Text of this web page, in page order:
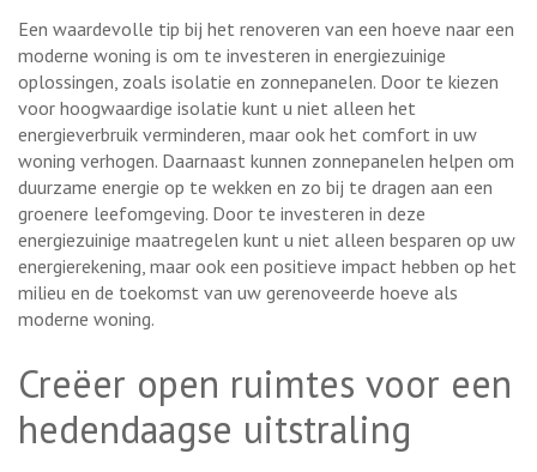
Een waardevolle tip bij het renoveren van een hoeve naar een
moderne woning is om te investeren in energiezuinige
oplossingen, zoals isolatie en zonnepanelen. Door te kiezen
voor hoogwaardige isolatie kunt u niet alleen het
energieverbruik verminderen, maar ook het comfort in uw
woning verhogen. Daarnaast kunnen zonnepanelen helpen om
duurzame energie op te wekken en zo bij te dragen aan een
groenere leefomgeving. Door te investeren in deze
energiezuinige maatregelen kunt u niet alleen besparen op uw
energierekening, maar ook een positieve impact hebben op het
milieu en de toekomst van uw gerenoveerde hoeve als
moderne woning.
Creëer open ruimtes voor een
hedendaagse uitstraling